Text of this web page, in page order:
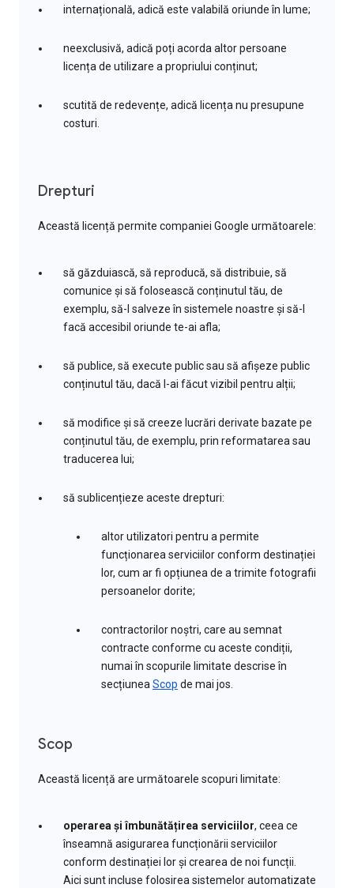
internațională, adică este valabilă oriunde în lume;
neexclusivă, adică poți acorda altor persoane
licența de utilizare a propriului conținut;
scutită de redevențe, adică licența nu presupune
costuri.
Drepturi
Această licență permite companiei Google următoarele:
să găzduiască, să reproducă, să distribuie, să
comunice și să folosească conținutul tău, de
exemplu, să-l salveze în sistemele noastre și să-l
facă accesibil oriunde te-ai afla;
să publice, să execute public sau să afișeze public
conținutul tău, dacă l-ai făcut vizibil pentru alții;
să modifice și să creeze lucrări derivate bazate pe
conținutul tău, de exemplu, prin reformatarea sau
traducerea lui;
să sublicențieze aceste drepturi:
altor utilizatori pentru a permite
funcționarea serviciilor conform destinației
lor, cum ar fi opțiunea de a trimite fotografii
persoanelor dorite;
contractorilor noștri, care au semnat
contracte conforme cu aceste condiții,
numai în scopurile limitate descrise în
secțiuneaScop de mai jos.
Scop
Această licență are următoarele scopuri limitate:
operarea și îmbunătățirea serviciilor, ceea ce
înseamnă asigurarea funcționării serviciilor
conform destinației lor și crearea de noi funcții.
Aici sunt incluse folosirea sistemelor automatizate